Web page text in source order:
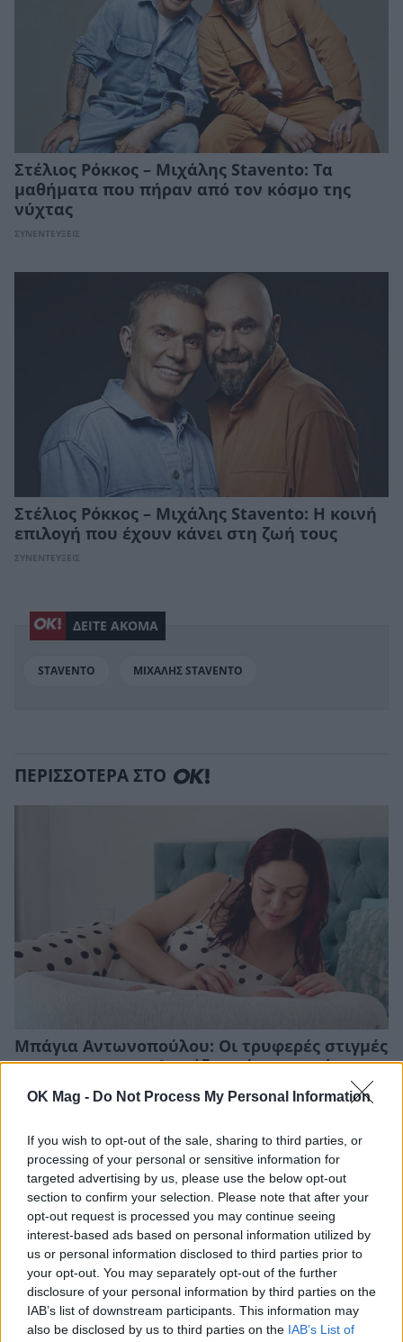
OK Mag - Do Not Process My Personal Information
If you wish to opt-out of the sale, sharing to third parties, or
processing of your personal or sensitive information for
targeted advertising by us, please use the below opt-out
section to confirm your selection. Please note that after your
opt-out request is processed you may continue seeing
interest-based ads based on personal information utilized by
us or personal information disclosed to third parties prior to
your opt-out. You may separately opt-out of the further
disclosure of your personal information by third parties on the
IAB’s list of downstream participants. This information may
also be disclosed by us to third parties on the IAB’s List of
Στέλιος Ρόκκος – Μιχάλης Stavento: Τα
μαθήματα που πήραν από τον κόσμο της
νύχτας
ΣΥΝΕΝΤΕΥΞΕΙΣ
Στέλιος Ρόκκος – Μιχάλης Stavento: Η κοινή
επιλογή που έχουν κάνει στη ζωή τους
ΣΥΝΕΝΤΕΥΞΕΙΣ
ΔΕΙΤΕ ΑΚΟΜΑ
STAVENTO ΜΙΧΑΛΗΣ STAVENTO
ΠΕΡΙΣΣΟΤΕΡΑ ΣΤΟ
Μπάγια Αντωνοπούλου: Οι τρυφερές στιγμές
με τον γιο της – «Δεν ήξερα ότι μπορείς να
ερωτευτείς τόσο πολύ τις πιο απλές
στιγμές»